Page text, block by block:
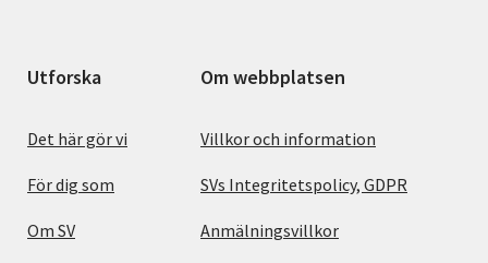
Utforska
Det här gör vi
För dig som
Om SV
Om webbplatsen
Villkor och information
SVs Integritetspolicy, GDPR
Anmälningsvillkor